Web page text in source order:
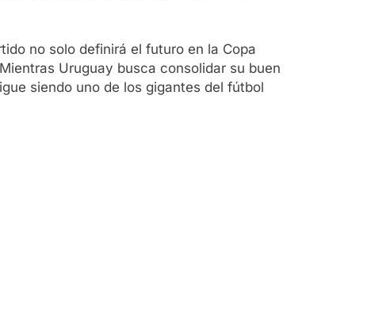
no solo definirá el futuro en la Copa
Uruguay busca consolidar su buen
siendo uno de los gigantes del fútbol